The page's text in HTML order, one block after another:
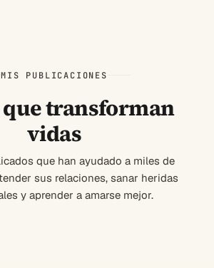
MIS PUBLICACIONES
transforman
vidas
que han ayudado a miles de
sus relaciones, sanar heridas
y aprender a amarse mejor.